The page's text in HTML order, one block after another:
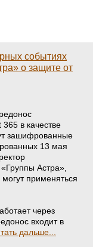
событиях
о защите от
в качестве
зашифрованные
13 мая
Астра»,
применяться
через
входит в
дальше...